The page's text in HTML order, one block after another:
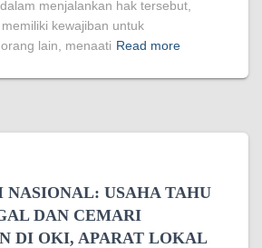
menjalankan hak tersebut,
kewajiban untuk
lain, menaati Read more
NASIONAL: USAHA TAHU
DAN CEMARI
DI OKI, APARAT LOKAL